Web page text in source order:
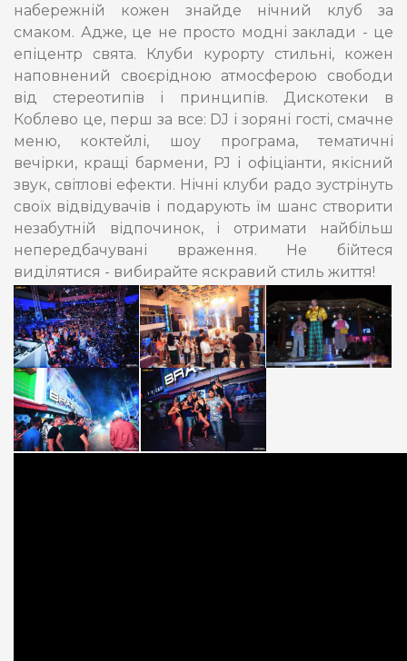
набережній кожен знайде нічний клуб за
смаком. Адже, це не просто модні заклади - це
епіцентр свята. Клуби курорту стильні, кожен
наповнений своєрідною атмосферою свободи
від стереотипів і принципів. Дискотеки в
Коблево це, перш за все: DJ і зоряні гості, смачне
меню, коктейлі, шоу програма, тематичні
вечірки, кращі бармени, PJ і офіціанти, якісний
звук, світлові ефекти. Нічні клуби радо зустрінуть
своїх відвідувачів і подарують їм шанс створити
незабутній відпочинок, і отримати найбільш
непередбачувані враження. Не бійтеся
виділятися - вибирайте яскравий стиль життя!